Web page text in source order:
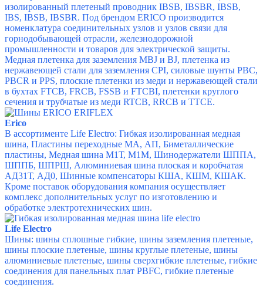
изолированный плетеный проводник IBSB, IBSBR, IBSB,
IBS, IBSB, IBSBR. Под брендом ERICO производится
номенклатура соединительных узлов и узлов связи для
горнодобывающей отрасли, железнодорожной
промышленности и товаров для электрической защиты.
Медная плетенка для заземления MBJ и BJ, плетенка из
нержавеющей стали для заземления CPI, силовые шунты PBC,
PBCR и PPS, плоские плетенки из меди и нержавеющей стали
в бухтах FTCB, FRCB, FSSB и FTCBI, плетенки круглого
сечения и трубчатые из меди RTCB, RRCB и TTCE.
Erico
В ассортименте Life Electro: Гибкая изолированная медная
шина, Пластины переходные МА, АП, Биметаллические
пластины, Медная шина М1Т, М1М, Шинодержатели ШППА,
ШППБ, ШПРШ, Алюминиевая шина плоская и коробчатая
АД31Т, АД0, Шинные компенсаторы КША, КШМ, КШАК.
Кроме поставок оборудования компания осуществляет
комплекс дополнительных услуг по изготовлению и
обработке электротехнических шин.
Life Electro
Шины: шины сплошные гибкие, шины заземления плетеные,
шины плоские плетеные, шины круглые плетеные, шины
алюминиевые плетеные, шины сверхгибкие плетеные, гибкие
соединения для панельных плат PBFC, гибкие плетеные
соединения.